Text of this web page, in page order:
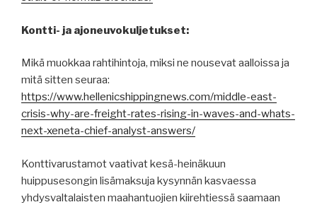
Kontti- ja ajoneuvokuljetukset:
Mikä muokkaa rahtihintoja, miksi ne nousevat aalloissa ja
mitä sitten seuraa:
https://www.hellenicshippingnews.com/middle-east-
crisis-why-are-freight-rates-rising-in-waves-and-whats-
next-xeneta-chief-analyst-answers/
Konttivarustamot vaativat kesä-heinäkuun
huippusesongin lisämaksuja kysynnän kasvaessa
yhdysvaltalaisten maahantuojien kiirehtiessä saamaan